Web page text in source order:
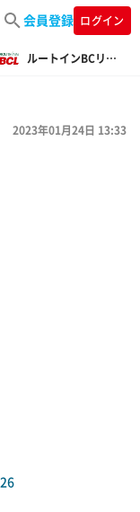
会員登録 ログイン
ルートインBCリーグ
2023年01月24日 13:33